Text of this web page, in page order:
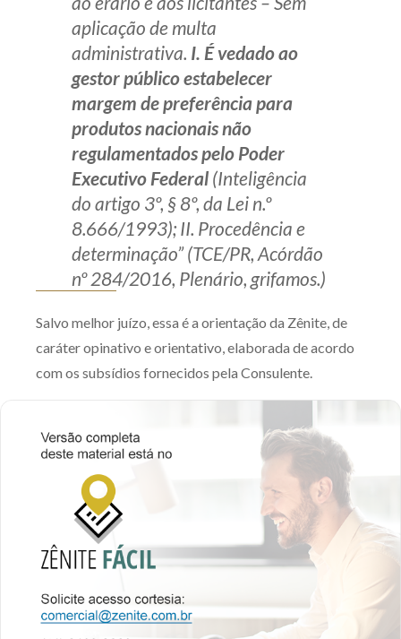
aplicação de multa
administrativa. I. É vedado ao
gestor público estabelecer
margem de preferência para
produtos nacionais não
regulamentados pelo Poder
Executivo Federal (Inteligência
do artigo 3º, § 8º, da Lei n.º
8.666/1993); II. Procedência e
determinação” (TCE/PR, Acórdão
nº 284/2016, Plenário, grifamos.)
Salvo melhor juízo, essa é a orientação da Zênite, de
caráter opinativo e orientativo, elaborada de acordo
com os subsídios fornecidos pela Consulente.